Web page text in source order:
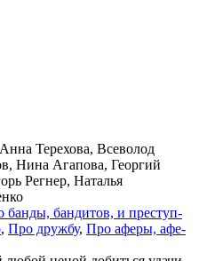
Терехова, Всеволод
Нина Агапова, Георгий
Регнер, Наталья
бан­ды, бан­ди­тов, и пре­ступ­
, Про друж­бу, Про афе­ры, афе­